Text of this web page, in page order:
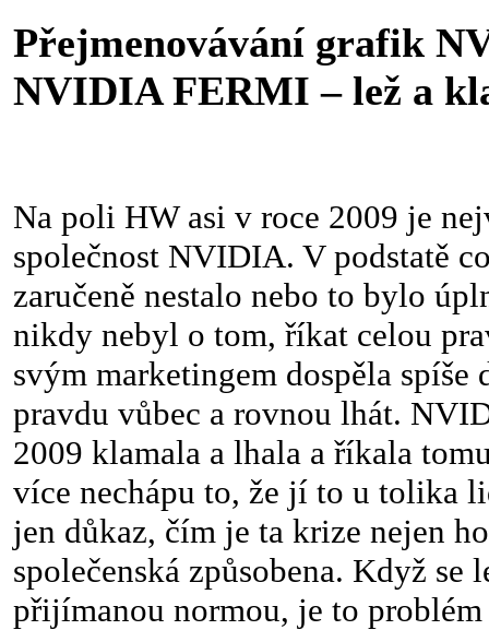
Přejmenovávání grafik
NVIDIA FERMI – lež a
Na poli HW asi v roce 2009 je
společnost NVIDIA. V podstatě
zaručeně nestalo nebo to bylo
nikdy nebyl o tom, říkat celou
svým marketingem dospěla spíše
pravdu vůbec a rovnou lhát.
2009 klamala a lhala a říkala
více nechápu to, že jí to u tolika
jen důkaz, čím je ta krize nejen
společenská způsobena. Když se
přijímanou normou, je to